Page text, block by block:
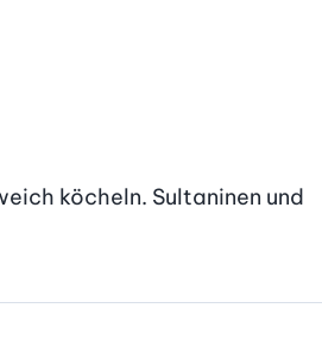
köcheln. Sultaninen und